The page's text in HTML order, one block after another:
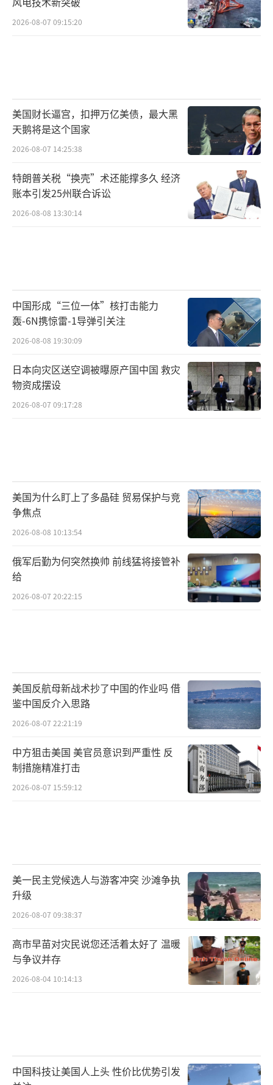
2026-08-07 09:15:20
美国财长逼宫，扣押万亿美债，最大黑
天鹅将是这个国家
2026-08-07 14:25:38
特朗普关税“换壳”术还能撑多久 经济
账本引发25州联合诉讼
2026-08-08 13:30:14
中国形成“三位一体”核打击能力
轰-6N携惊雷-1导弹引关注
2026-08-08 19:30:09
日本向灾区送空调被曝原产国中国 救灾
物资成摆设
2026-08-07 09:17:28
美国为什么盯上了多晶硅 贸易保护与竞
争焦点
2026-08-08 10:13:54
俄军后勤为何突然换帅 前线猛将接管补
给
2026-08-07 20:22:15
美国反航母新战术抄了中国的作业吗 借
鉴中国反介入思路
2026-08-07 22:21:19
中方狙击美国 美官员意识到严重性 反
制措施精准打击
2026-08-07 15:59:12
美一民主党候选人与游客冲突 沙滩争执
升级
2026-08-07 09:38:37
高市早苗对灾民说您还活着太好了 温暖
与争议并存
2026-08-04 10:14:13
中国科技让美国人上头 性价比优势引发